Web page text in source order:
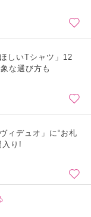
しいTシャツ」12
な選び方も
ィデュオ」に“お札
入り!